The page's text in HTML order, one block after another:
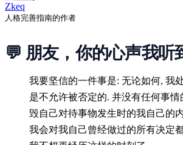
Zkeq
人格完善指南的作者
💬 朋友，你的心声我听
我要坚信的一件事是: 无论如何, 我
是不允许被否定的. 并没有任何事情
毁自己对待事物发生时的我自己的
我会对我自己曾经做过的所有决定